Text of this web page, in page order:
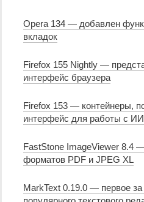
Opera 134 — добавлен
вкладок
Firefox 155 Nightly —
интерфейс браузера
Firefox 153 — контейнеры,
интерфейс для работы с ИИ
FastStone ImageViewer 8.4
форматов PDF и JPEG XL
MarkText 0.19.0 — первое